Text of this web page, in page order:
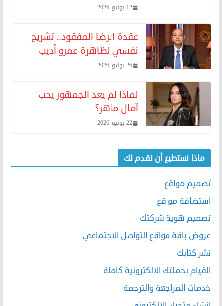
12 يوليو، 2026
عقدة الرضا المفقود.. تشريح
نفسي لظاهرة عمرو أديب
26 يونيو، 2026
لماذا لم يعد الجمهور يحب
آمال ماهر؟
22 يونيو، 2026
ماذا نستطيع أن نقدم لك
تصميم مواقع
استضافة مواقع
تصميم هوية شركتك
عروض باقة مواقع التواصل الاجتماعي
نشر كتابك
القيام بحملتك الالكترونية كاملة
خدمات المراجعة والترجمة